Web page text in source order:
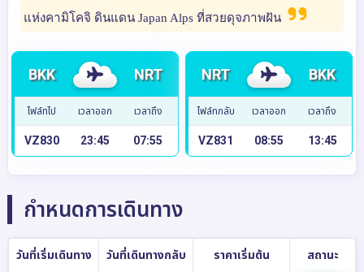
แห่งคามิโคจิ ดินแดน Japan Alps ที่สวยดุจภาพฝัน
BKK NRT
ไฟล์ทไป เวลาออก เวลาถึง
VZ830 23:45 07:55
NRT BKK
ไฟล์ทกลับ เวลาออก เวลาถึง
VZ831 08:55 13:45
กำหนดการเดินทาง
วันที่เริ่มเดินทาง วันที่เดินทางกลับ ราคาเริ่มต้น สถานะ